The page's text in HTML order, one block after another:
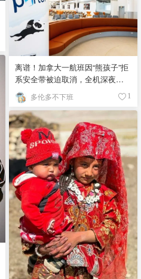
离谱！加拿大一航班因“熊孩子”拒
系安全带被迫取消，全机深夜滞
留！
多伦多不下班 1